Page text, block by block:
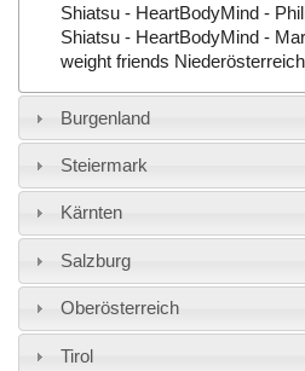
Shiatsu - HeartBodyMind -
Shiatsu - HeartBodyMind -
weight friends Niederösterreich
Burgenland
Steiermark
Kärnten
Salzburg
Oberösterreich
Tirol